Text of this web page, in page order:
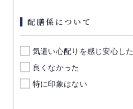
配膳係について
気遣い心配りを感じ安心した
良くなかった
特に印象はない